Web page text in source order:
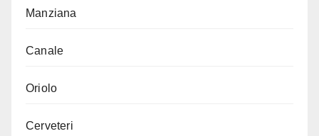
Manziana
Canale
Oriolo
Cerveteri